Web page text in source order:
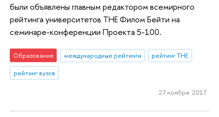
были объявлены главным редактором всемирного
рейтинга университетов THE Филом Бейти на
семинаре-конференции Проекта 5-100.
Образование международные рейтинги
рейтинг THE
рейтинг вузов
27 ноября 2017